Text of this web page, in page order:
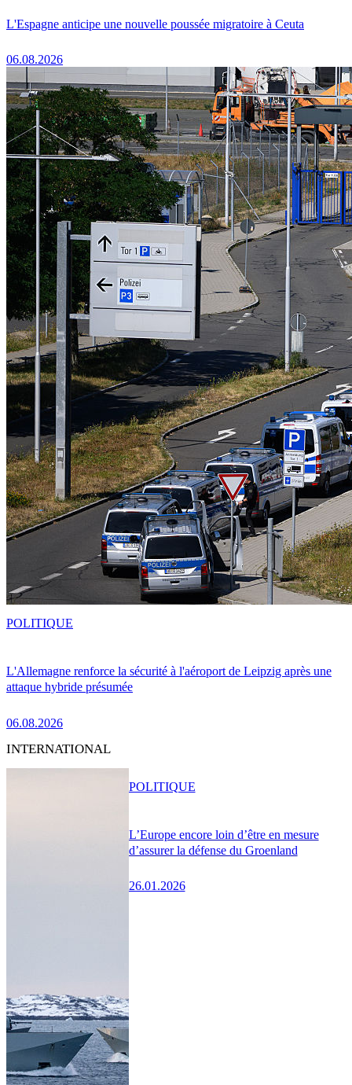
L'Espagne anticipe une nouvelle poussée migratoire à Ceuta
06.08.2026
L'Allemagne renforce la sécurité à l'aéroport de Leipzig après une
attaque hybride présumée
06.08.2026
POLITIQUE
INTERNATIONAL
L’Europe encore loin d’être en mesure
d’assurer la défense du Groenland
26.01.2026
POLITIQUE